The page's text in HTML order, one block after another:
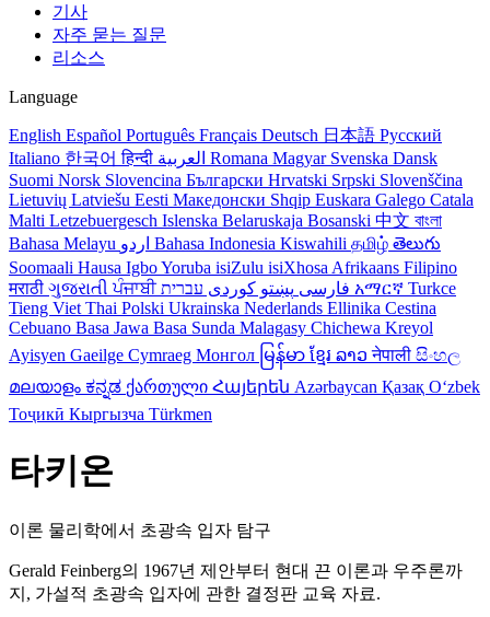
기사
자주 묻는 질문
리소스
Language
English Español Português Français Deutsch 日本語 Русский
Italiano 한국어हिन्दी Romana Magyar Svenska Dansk
Suomi Norsk Slovencina Български Hrvatski Srpski Slovenščina
Lietuvių Latviešu Eesti Македонски Shqip Euskara Galego Catala
Malti Letzebuergesch Islenska Belaruskaja Bosanski 中文 বাংলা
Bahasa Melayu
Bahasa Indonesia Kiswahili தமிழ் తెలుగు
Soomaali Hausa IgboYoruba isiZulu isiXhosa Afrikaans Filipino
मराठी ગુજરાતીਪੰਜਾਬੀ فارسی پښتو کوردی አማርኛ Turkce
Tieng Viet Thai Polski Ukrainska Nederlands Ellinika Cestina
Cebuano Basa Jawa Basa Sunda Malagasy Chichewa Kreyol
Ayisyen Gaeilge Cymraeg Монгол မြန်မာ ខ្មែរ ລາວनेपाली සිංහල
മലയാളം ಕನ್ನಡ ქართული Հայերեն Azərbaycan Қазақ Oʻzbek
Тоҷикӣ Кыргызча Türkmen
타키온
이론 물리학에서 초광속 입자 탐구
Gerald Feinberg의 1967년 제안부터 현대 끈 이론과 우주론까
지, 가설적 초광속 입자에 관한 결정판 교육 자료.